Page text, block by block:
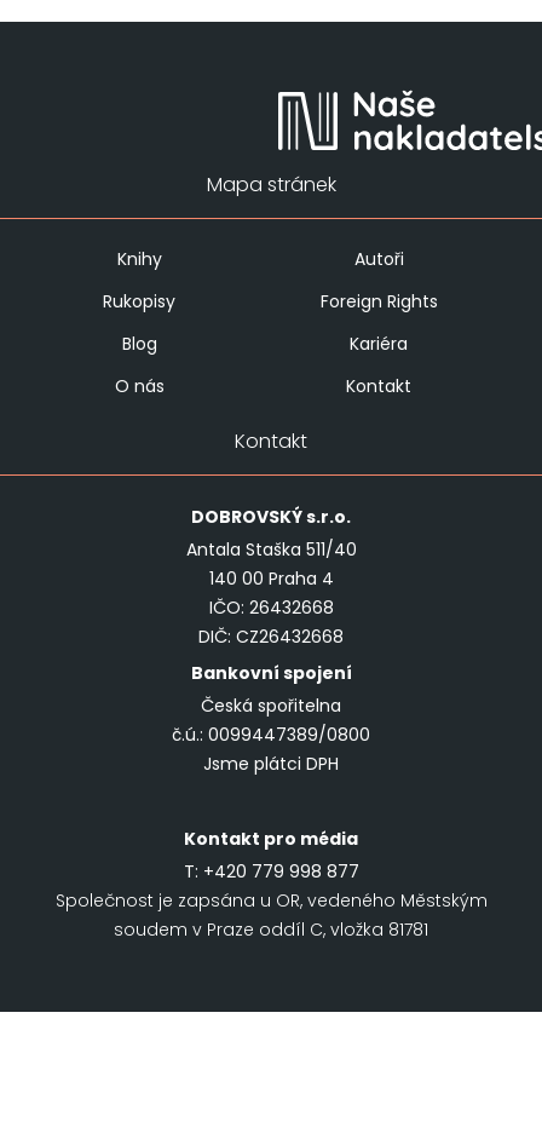
Mapa stránek
Knihy
Autoři
Rukopisy
Foreign Rights
Blog
Kariéra
O nás
Kontakt
Kontakt
DOBROVSKÝs.r.o.
Antala Staška 511/40
140 00 Praha 4
IČO: 26432668
DIČ: CZ26432668
Bankovní spojení
Česká spořitelna
č.ú.: 0099447389/0800
Jsme plátci DPH
Kontakt pro média
T: +420 779 998 877
Společnost je zapsána u OR, vedeného Městským
soudem v Praze oddíl C, vložka 81781